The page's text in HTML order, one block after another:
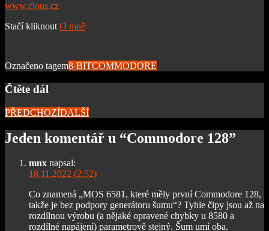
www.clous.cz
Stačí kliknout O mně
Označeno tagem8-BITCOMMODORE
Čtěte dál
PŘEDCHOZÍDALŠÍ
Jeden komentář u “Commodore 128”
mnx napsal:
18.11.2022 (2:52)
Co znamená „MOS 6581, které měly první Commodore 128,
takže je bez podpory generátoru šumu“? Tyhle čipy jsou až na
rozdílnou výrobu (a nějaké opravené chybky u 8580 a
rozdílné napájení) parametrově stejný. Šum umí oba.